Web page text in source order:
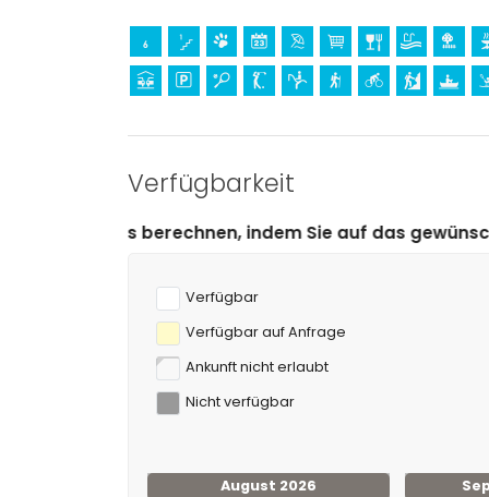
Burg (Moraira, Cap d'Or) und
Kilometern von der Unterkunft)
Sport
Tennis, Radfahren, Kanufahren, Kajakfahren,
Golf (San Jaime), Reiten und Wandern
Klettern (innerhalb von 10 Kilometern von der
Verfügbarkeit
indem Sie auf das gewünschte An- und
Verfügbar
Verfügbar auf Anfrage
Ankunft nicht erlaubt
Nicht verfügbar
August 2026